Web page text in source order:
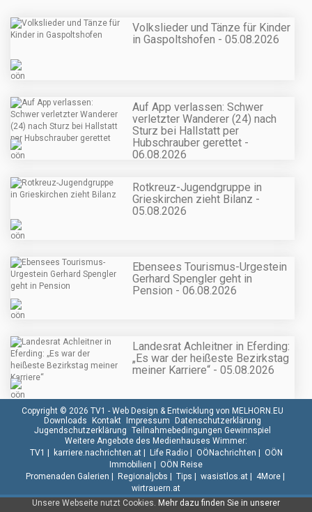
Volkslieder und Tänze für Kinder
in Gaspoltshofen - 05.08.2026
Auf App verlassen: Schwer
verletzter Wanderer (24) nach
Sturz bei Hallstatt per
Hubschrauber gerettet -
06.08.2026
Rotkreuz-Jugendgruppe in
Grieskirchen zieht Bilanz -
05.08.2026
Ebensees Tourismus-Urgestein
Gerhard Spengler geht in
Pension - 06.08.2026
Landesrat Achleitner in Eferding:
„Es war der heißeste Bezirkstag
meiner Karriere“ - 05.08.2026
Unsere Webseite nutzt Cookies. Mehr dazu finden Sie in unserer
Copyright © 2026 TV1 - Web Design & Entwicklung von MELHORN.EU
Downloads
Kontakt Impressum
Datenschutzerklärung
Jugendschutzerklärung Teilnahmebedingungen Gewinnspiel
Weitere Angebote des Medienhauses Wimmer:
TV1
karriere.nachrichten.at| Life Radio| OÖNachrichten
OÖN
Immobilien
OÖN Reise
Promenaden Galerien
Regionaljobs Tips wasistlos.at| 4More|
wirtrauern.at